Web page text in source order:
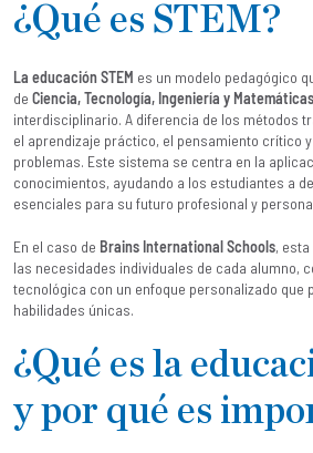
¿Qué es STEM?
La educación STEM es un modelo pedagógico
de Ciencia, Tecnología, Ingeniería y Matemáticas
interdisciplinario. A diferencia de los métodos
el aprendizaje práctico, el pensamiento crítico
problemas. Este sistema se centra en la
conocimientos, ayudando a los estudiantes a
esenciales para su futuro profesional y
En el caso de Brains International Schools,
las necesidades individuales de cada alumno,
tecnológica con un enfoque personalizado que
habilidades únicas.
¿Qué es la
y por qué es